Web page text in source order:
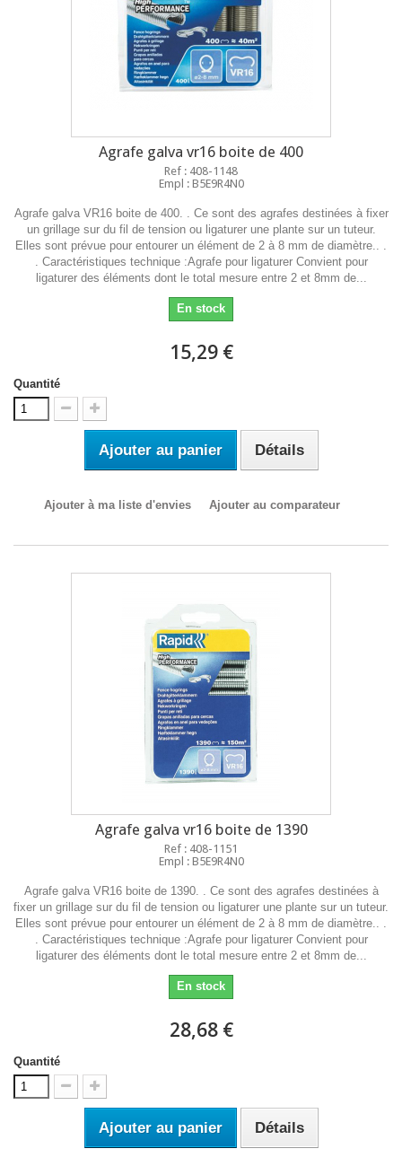
Agrafe galva vr16 boite de 400
Ref : 408-1148
Empl : B5E9R4N0
Agrafe galva VR16 boite de 400. . Ce sont des agrafes destinées à fixer
un grillage sur du fil de tension ou ligaturer une plante sur un tuteur.
Elles sont prévue pour entourer un élément de 2 à 8 mm de diamètre.. .
. Caractéristiques technique :Agrafe pour ligaturer Convient pour
ligaturer des éléments dont le total mesure entre 2 et 8mm de...
En stock
15,29 €
Quantité
Ajouter au panier Détails
Ajouter à ma liste d'envies Ajouter au comparateur
Agrafe galva vr16 boite de 1390
Ref : 408-1151
Empl : B5E9R4N0
Agrafe galva VR16 boite de 1390. . Ce sont des agrafes destinées à
fixer un grillage sur du fil de tension ou ligaturer une plante sur un tuteur.
Elles sont prévue pour entourer un élément de 2 à 8 mm de diamètre.. .
. Caractéristiques technique :Agrafe pour ligaturer Convient pour
ligaturer des éléments dont le total mesure entre 2 et 8mm de...
En stock
28,68 €
Quantité
Ajouter au panier Détails